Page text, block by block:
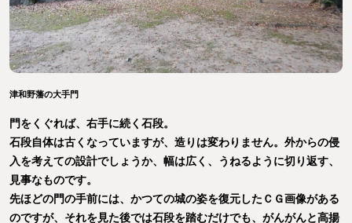
津和野藩の大手門
門をくぐれば、右手に続く石段。
石段自体は古くなっていますが、造りは変わりません。外からの侵
入を考えての設計でしょうか、幅は広く、うねるように切り返す、
見事なものです。
先ほどの門の手前には、かつての城の姿を復元したＣＧ画像がある
のですが、それを見た後では石段を踏むだけでも、がんがんと高揚